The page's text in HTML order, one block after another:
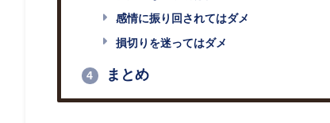
感情に振り回されてはダメ
損切りを迷ってはダメ
4 まとめ